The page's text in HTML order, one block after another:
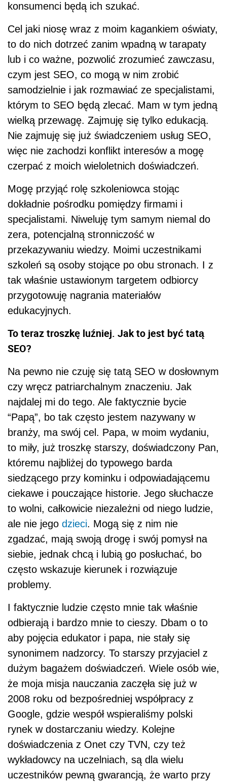
konsumenci będą ich szukać.
Cel jaki niosę wraz z moim kagankiem oświaty,
to do nich dotrzeć zanim wpadną w tarapaty
lub i co ważne, pozwolić zrozumieć zawczasu,
czym jest SEO, co mogą w nim zrobić
samodzielnie i jak rozmawiać ze specjalistami,
którym to SEO będą zlecać. Mam w tym jedną
wielką przewagę. Zajmuję się tylko edukacją.
Nie zajmuję się już świadczeniem usług SEO,
więc nie zachodzi konflikt interesów a mogę
czerpać z moich wieloletnich doświadczeń.
Mogę przyjąć rolę szkoleniowca stojąc
dokładnie pośrodku pomiędzy firmami i
specjalistami. Niweluję tym samym niemal do
zera, potencjalną stronniczość w
przekazywaniu wiedzy. Moimi uczestnikami
szkoleń są osoby stojące po obu stronach. I z
tak właśnie ustawionym targetem odbiorcy
przygotowuję nagrania materiałów
edukacyjnych.
To teraz troszkę luźniej. Jak to jest być tatą
SEO?
Na pewno nie czuję się tatą SEO w dosłownym
czy wręcz patriarchalnym znaczeniu. Jak
najdalej mi do tego. Ale faktycznie bycie
“Papą”, bo tak często jestem nazywany w
branży, ma swój cel. Papa, w moim wydaniu,
to miły, już troszkę starszy, doświadczony Pan,
któremu najbliżej do typowego barda
siedzącego przy kominku i odpowiadającemu
ciekawe i pouczające historie. Jego słuchacze
to wolni, całkowicie niezależni od niego ludzie,
ale nie jego dzieci. Mogą się z nim nie
zgadzać, mają swoją drogę i swój pomysł na
siebie, jednak chcą i lubią go posłuchać, bo
często wskazuje kierunek i rozwiązuje
problemy.
I faktycznie ludzie często mnie tak właśnie
odbierają i bardzo mnie to cieszy. Dbam o to
aby pojęcia edukator i papa, nie stały się
synonimem nadzorcy. To starszy przyjaciel z
dużym bagażem doświadczeń. Wiele osób wie,
że moja misja nauczania zaczęła się już w
2008 roku od bezpośredniej współpracy z
Google, gdzie wespół wspieraliśmy polski
rynek w dostarczaniu wiedzy. Kolejne
doświadczenia z Onet czy TVN, czy też
wykładowcy na uczelniach, są dla wielu
uczestników pewną gwarancją, że warto przy